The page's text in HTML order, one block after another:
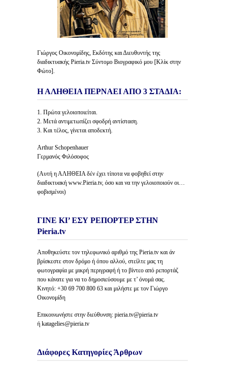
Γιώργος Οικονομίδης, Εκδότης και Διευθυντής της
διαδικτυακής Pieria.tv Σύντομο Βιογραφικό μου [Κλίκ στην
Φώτο].
Η ΑΛΗΘΕΙΑ ΠΕΡΝΑΕΙ ΑΠΟ 3 ΣΤΑΔΙΑ:
1. Πρώτα γελοιοποιείται.
2. Μετά αντιμετωπίζει σφοδρή αντίσταση.
3. Και τέλος, γίνεται αποδεκτή.
Arthur Schopenhauer
Γερμανός Φιλόσοφος
(Αυτή η ΑΛΗΘΕΙΑ δέν έχει τίποτα να φοβηθεί στην
διαδικτυακή www.Pieria.tv, όσο και να την γελοιοποιούν οι…
φοβισμένοι)
ΓΙΝΕ ΚΙ’ ΕΣΥ ΡΕΠΟΡΤΕΡ ΣΤΗΝ
Pieria.tv
Αποθηκεύστε τον τηλεφωνικό αριθμό της Pieria.tv και άν
βρίσκεστε στον δρόμο ή όπου αλλού, στείλτε μας τη
φωτογραφία με μικρή περιγραφή ή το βίντεο από ρεπορτάζ
που κάνατε για να το δημοσιεύσουμε με τ’ όνομά σας.
Κινητό: +30 69 700 800 63 και μιλήστε με τον Γιώργο
Οικονομίδη
Επικοινωνήστε στην διεύθυνση: pieria.tv@pieria.tv
ή katagelies@pieria.tv
Διάφορες Κατηγορίες Άρθρων